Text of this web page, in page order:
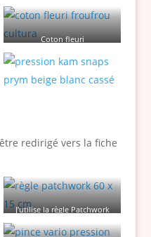
Coton fleuri
redirigé vers la fiche
J’utilise la règle Patchwork
pour dessiner et/ou couper